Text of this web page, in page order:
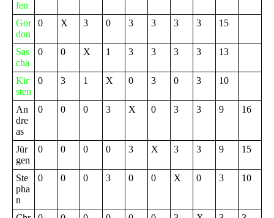
fen
Gor
don
0 X 3 0 3 3 3 3 15
Sas
cha
0 0 X 1 3 3 3 3 13
Kir
sten
0 3 1 X 0 3 0 3 10
An
dre
as
0 0 0 3 X 0 3 3 9 16
Jür
gen
0 0 0 0 3 X 3 3 9 15
Ste
pha
n
0 0 0 3 0 0 X 0 3 10